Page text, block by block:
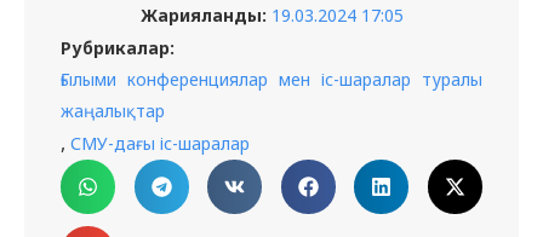
Жарияланды: 19.03.2024 17:05
Рубрикалар:
Ғылыми конференциялар мен іс-шаралар туралы
жаңалықтар
, СМУ-дағы іс-шаралар